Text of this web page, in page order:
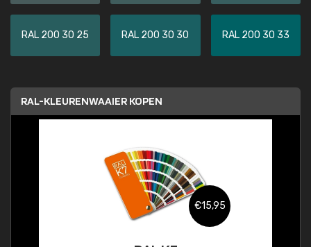
RAL 200 30 25 RAL 200 30 30 RAL 200 30 33
RAL-KLEURENWAAIER KOPEN
€15,95